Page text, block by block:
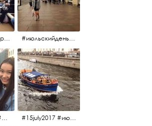
#метро #питерскоеметро #невскаялиния #июльскийдень2017 #15july2017 #невский
#неместные #июльскийдень2017 #15july2017 #июльскийдень2017 #катерок #bonfire